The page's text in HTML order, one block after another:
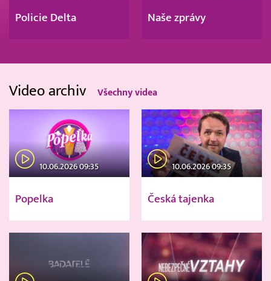
Policie Delta Naše zprávy
Video archiv Všechny videa
10.06.2026 09:35
Popelka
10.06.2026 09:35
Česká tajenka